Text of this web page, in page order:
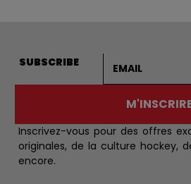
SUBSCRIBE
Inscrivez-vous pour des offres
originales, de la culture hockey,
encore.